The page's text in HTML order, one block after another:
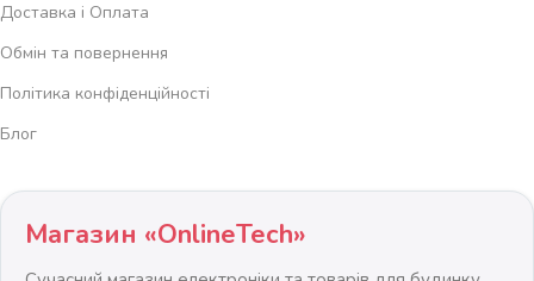
Доставка і Оплата
Обмін та повернення
Політика конфіденційності
Блог
Магазин «OnlineTech»